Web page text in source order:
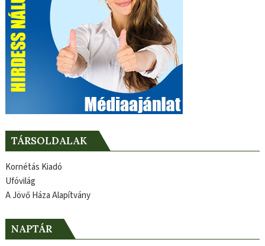
TÁRSOLDALAK
Kornétás Kiadó
Ufóvilág
A Jövő Háza Alapítvány
NAPTÁR